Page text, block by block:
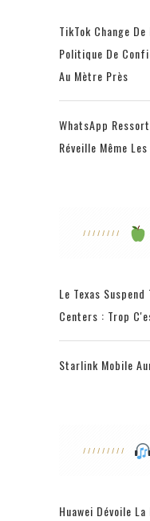
TikTok Change
Politique De
Au Mètre Près
WhatsApp
Réveille Même
Le Texas
Centers : Trop
Starlink Mobile
Huawei Dévoile